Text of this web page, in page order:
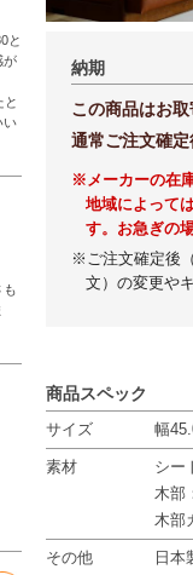
と
が
と
い
も
納期
この商品はお取
通常ご注文確定
※メーカーの在
地域によって
す。お急ぎの
※ご注文確定後
文）の変更や
商品スペック
サイズ 幅
素材
シー
木部
木部
その他
日本